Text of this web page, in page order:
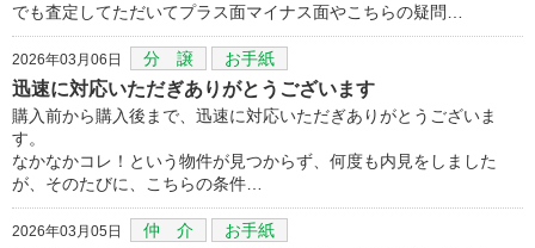
でも査定してただいてプラス面マイナス面やこちらの疑問…
2026年03月06日 分 譲 お手紙
迅速に対応いただぎありがとうございます
購入前から購入後まで、迅速に対応いただぎありがとうございま
す。
なかなかコレ！という物件が見つからず、何度も内見をしました
が、そのたびに、こちらの条件…
2026年03月05日 仲 介 お手紙